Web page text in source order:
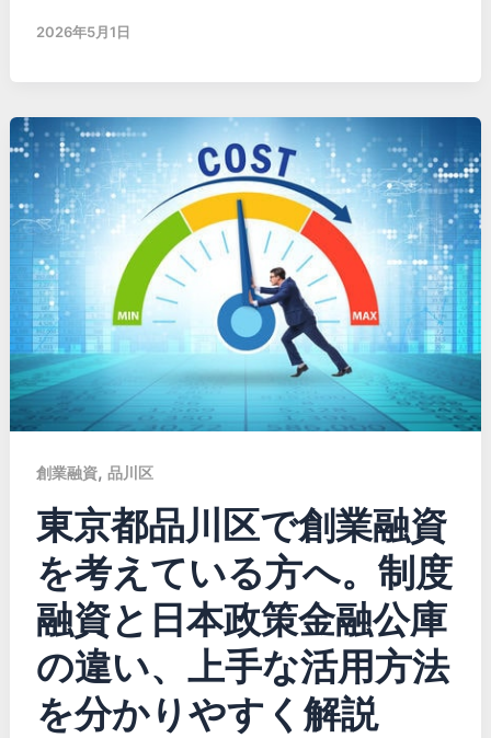
2026年5月1日
創業融資, 品川区
東京都品川区で創業融資
を考えている方へ。制度
融資と日本政策金融公庫
の違い、上手な活用方法
を分かりやすく解説